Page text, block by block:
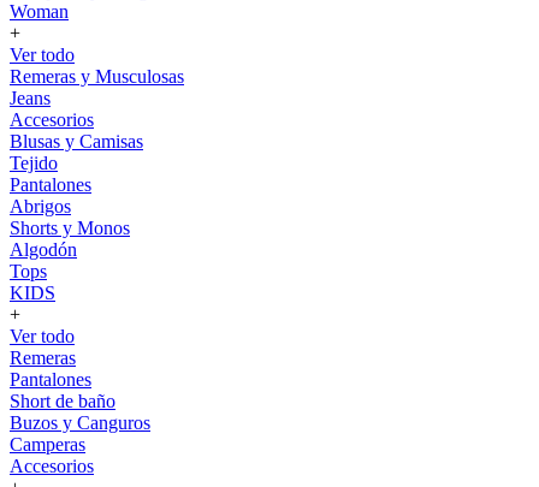
Woman
+
Ver todo
Remeras y Musculosas
Jeans
Accesorios
Blusas y Camisas
Tejido
Pantalones
Abrigos
Shorts y Monos
Algodón
Tops
KIDS
+
Ver todo
Remeras
Pantalones
Short de baño
Buzos y Canguros
Camperas
Accesorios